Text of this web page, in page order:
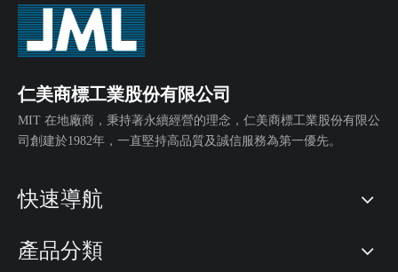
圖片吊牌 霧片吊牌
仁美商標工業股份有限公司
MIT 在地廠商，秉持著永續經營的理念，仁美商標工業股份有限公
司創建於1982年，一直堅持高品質及誠信服務為第一優先。
快速導航
產品分類